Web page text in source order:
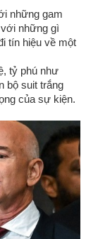
những gam
những gì
tín hiệu về một
tỷ phú như
bộ suit trắng
của sự kiện.